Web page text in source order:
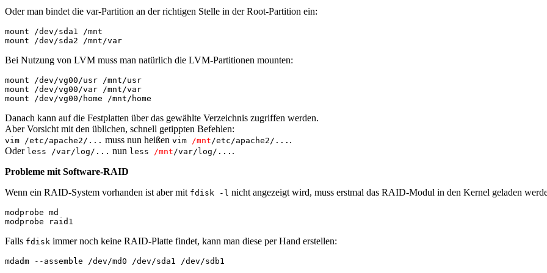
Oder man bindet die var-Partition an der richtigen Stelle in der Root-Partition ein:
mount /dev/sda1 /mnt
mount /dev/sda2 /mnt/var
Bei Nutzung von LVM muss man natürlich die LVM-Partitionen mounten:
mount /dev/vg00/usr /mnt/usr
mount /dev/vg00/var /mnt/var
mount /dev/vg00/home /mnt/home
Danach kann auf die Festplatten über das gewählte Verzeichnis zugriffen werden.
Aber Vorsicht mit den üblichen, schnell getippten Befehlen:
vim /etc/apache2/... muss nun heißen vim /mnt /etc/apache2/... .
Oder less /var/log/... nun less /mnt /var/log/... .
Probleme mit Software-RAID
Wenn ein RAID-System vorhanden ist aber mit fdisk -l nicht angezeigt wird, muss erstmal das RAID-Modul in den Kernel geladen
modprobe md
modprobe raid1
Falls fdisk immer noch keine RAID-Platte findet, kann man diese per Hand erstellen:
mdadm --assemble /dev/md0 /dev/sda1 /dev/sdb1